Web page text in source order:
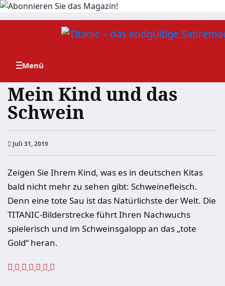
Zum
Mein Kind und das
Schwein
Juli 31, 2019
Zeigen Sie Ihrem Kind, was es in deutschen Kitas
bald nicht mehr zu sehen gibt: Schweinefleisch.
Denn eine tote Sau ist das Natürlichste der Welt. Die
TITANIC-Bilderstrecke führt Ihren Nachwuchs
spielerisch und im Schweinsgalopp an das „tote
Gold“ heran.